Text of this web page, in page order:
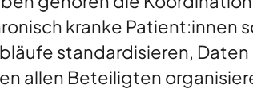
kranke Patient:innen
standardisieren,
allen Beteiligten